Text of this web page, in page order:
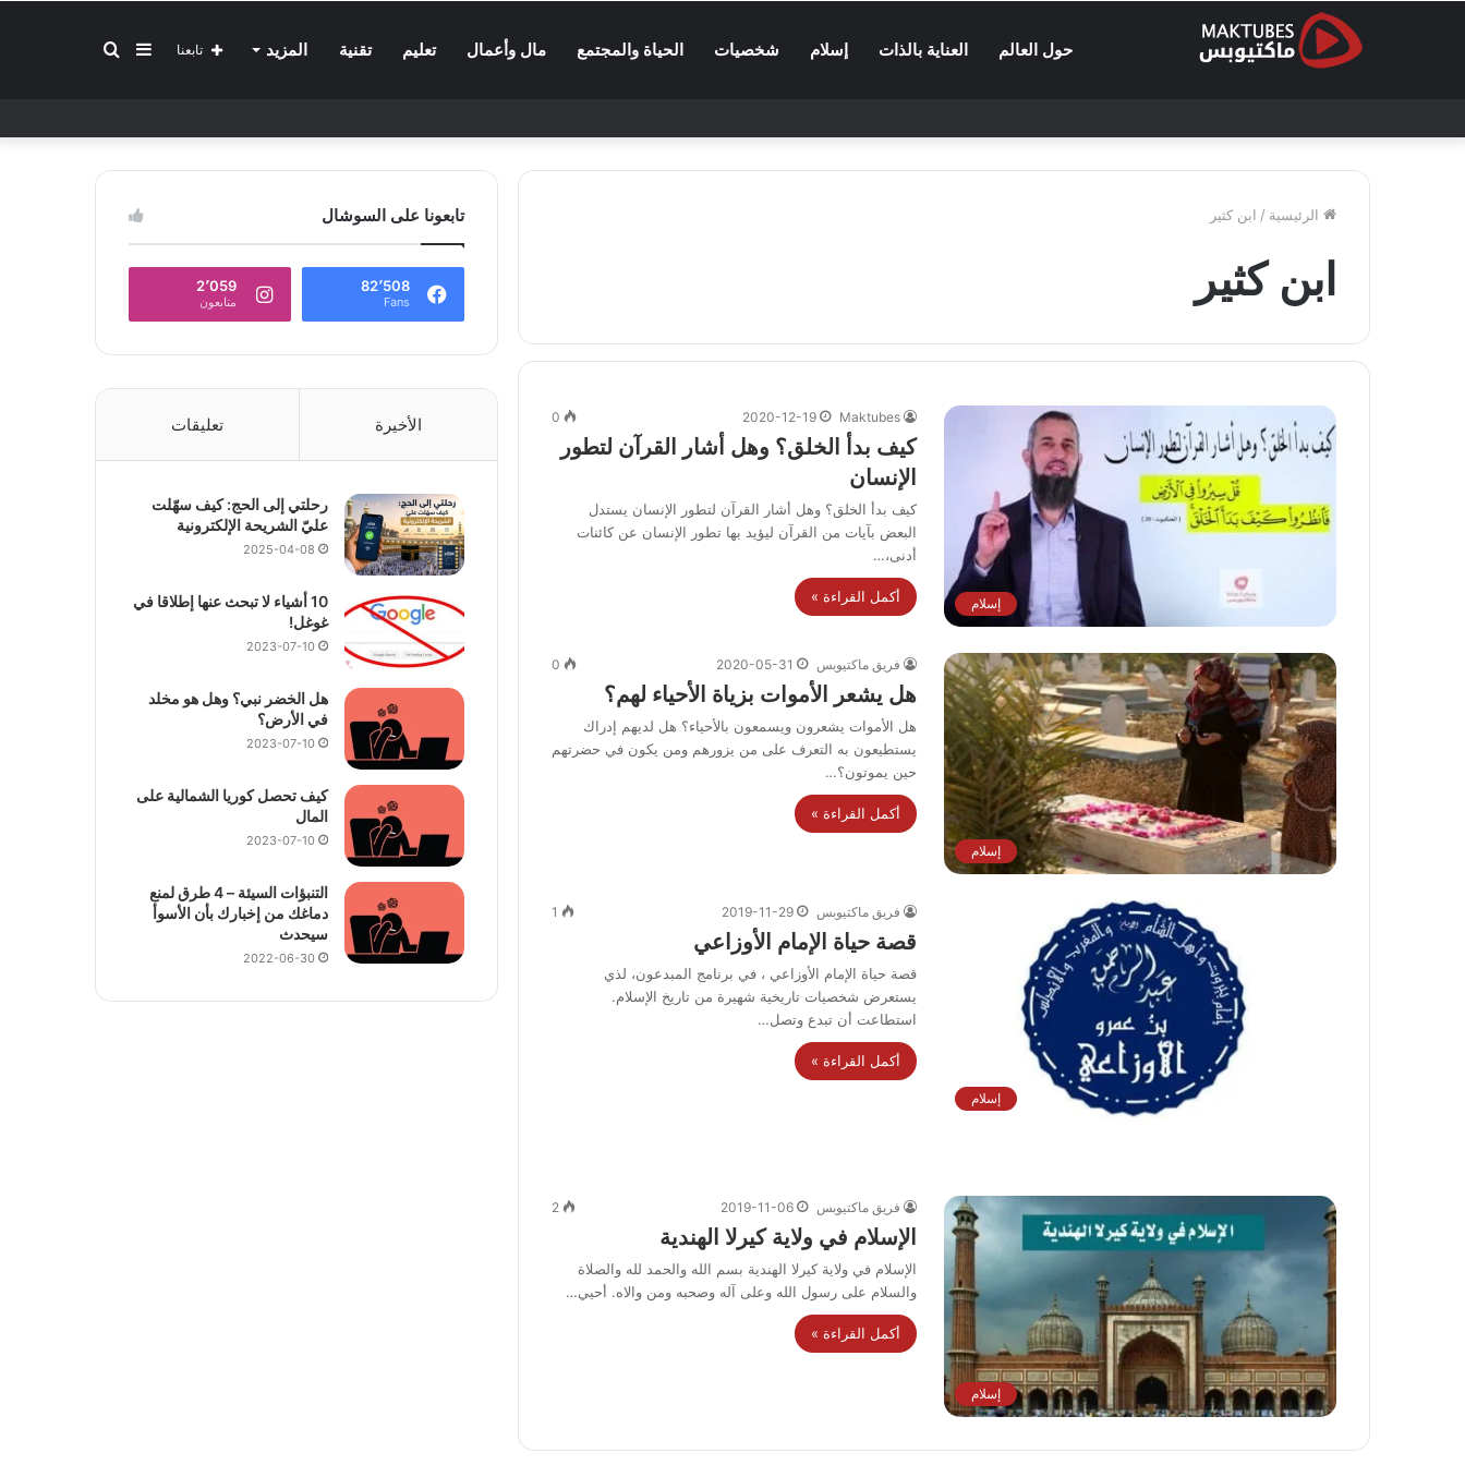
حول العالم العناية بالذات إسلام شخصيات الحياة والمجتمع مال وأعمال تعليم تقنية المزيد بحثإضافة
جانبي
تابعنا
الرئيسية / ابن كثير
ابن كثير
إسلام
Maktubes
2020-12-19
0
كيف بدأ الخلق؟ وهل أشار القرآن لتطور
الإنسان
كيف بدأ الخلق؟ وهل أشار القرآن لتطور الإنسان يستدل
البعض بآيات من القرآن ليؤيد بها تطور الإنسان عن كائنات
أدنى،…
أكمل القراءة »
إسلام
فريق ماكتيوبس 2020-05-31
0
هل يشعر الأموات بزياة الأحياء لهم؟
هل الأموات يشعرون ويسمعون بالأحياء؟ هل لديهم إدراك
يستطيعون به التعرف على من يزورهم ومن يكون في حضرتهم
حين يموتون؟…
أكمل القراءة »
إسلام
فريق ماكتيوبس 2019-11-29
1
قصة حياة الإمام الأوزاعي
قصة حياة الإمام الأوزاعي ، في برنامج المبدعون، لذي
يستعرض شخصيات تاريخية شهيرة من تاريخ الإسلام.
استطاعت أن تبدع وتصل…
أكمل القراءة »
إسلام
فريق ماكتيوبس 2019-11-06
2
الإسلام في ولاية كيرلا الهندية
الإسلام في ولاية كيرلا الهندية بسم الله والحمد لله والصلاة
والسلام على رسول الله وعلى آله وصحبه ومن والاه. أحيي…
أكمل القراءة »
تابعونا على السوشال
82٬508
Fans
2٬059
متابعون
الأخيرة تعليقات
رحلتي إلى الحج: كيف سهّلت
عليّ الشريحة الإلكترونية
2025-04-08
10 أشياء لا تبحث عنها إطلاقا في
غوغل!
2023-07-10
هل الخضر نبي؟ وهل هو مخلد
في الأرض؟
2023-07-10
كيف تحصل كوريا الشمالية على
المال
2023-07-10
التنبؤات السيئة – 4 طرق لمنع
دماغك من إخبارك بأن الأسوأ
سيحدث
2022-06-30